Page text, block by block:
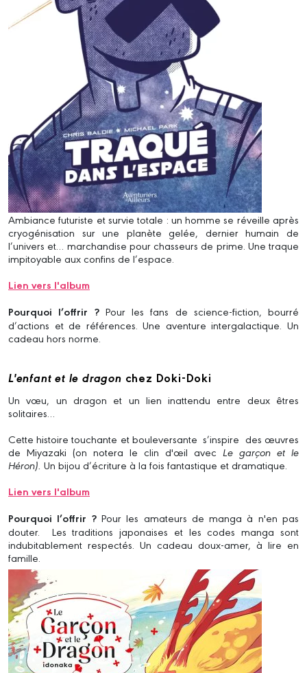
Ambiance futuriste et survie totale : un homme se réveille après
cryogénisation sur une planète gelée, dernier humain de
l’univers et… marchandise pour chasseurs de prime. Une traque
impitoyable aux confins de l’espace.
Lien vers l'album
Pourquoi l’offrir ?Pour les fans de science-fiction, bourré
d’actions et de références. Une aventure intergalactique. Un
cadeau hors norme.
L'enfant et le dragon chez Doki-Doki
Un vœu, un dragon et un lien inattendu entre deux êtres
solitaires…
Cette histoire touchante et bouleversante s’inspire des œuvres
de Miyazaki (on notera le clin d'œil avec Le garçon et le
Héron). Un bijou d’écriture à la fois fantastique et dramatique.
Lien vers l'album
Pourquoi l’offrir ?Pour les amateurs de manga à n'en pas
douter. Les traditions japonaises et les codes manga sont
indubitablement respectés. Un cadeau doux-amer, à lire en
famille.